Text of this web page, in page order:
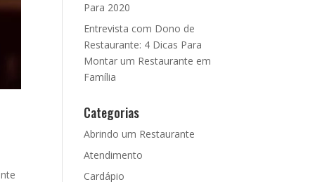
Para 2020
Entrevista com Dono de
Restaurante: 4 Dicas Para
Montar um Restaurante em
Família
Categorias
Abrindo um Restaurante
Atendimento
Cardápio